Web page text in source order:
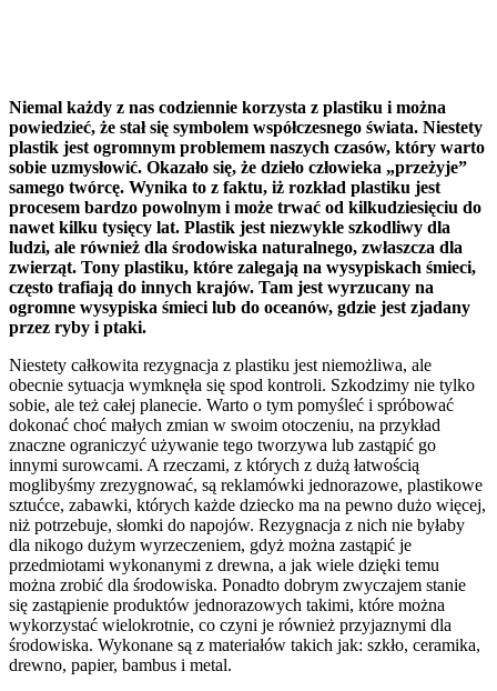
Niemal każdy z nas codziennie korzysta z plastiku i można
powiedzieć, że stał się symbolem współczesnego świata. Niestety
plastik jest ogromnym problemem naszych czasów, który warto
sobie uzmysłowić. Okazało się, że dzieło człowieka „przeżyje”
samego twórcę. Wynika to z faktu, iż rozkład plastiku jest
procesem bardzo powolnym i może trwać od kilkudziesięciu do
nawet kilku tysięcy lat. Plastik jest niezwykle szkodliwy dla
ludzi, ale również dla środowiska naturalnego, zwłaszcza dla
zwierząt. Tony plastiku, które zalegają na wysypiskach śmieci,
często trafiają do innych krajów. Tam jest wyrzucany na
ogromne wysypiska śmieci lub do oceanów, gdzie jest zjadany
przez ryby i ptaki.
Niestety całkowita rezygnacja z plastiku jest niemożliwa, ale
obecnie sytuacja wymknęła się spod kontroli. Szkodzimy nie tylko
sobie, ale też całej planecie. Warto o tym pomyśleć i spróbować
dokonać choć małych zmian w swoim otoczeniu, na przykład
znaczne ograniczyć używanie tego tworzywa lub zastąpić go
innymi surowcami. A rzeczami, z których z dużą łatwością
moglibyśmy zrezygnować, są reklamówki jednorazowe, plastikowe
sztućce, zabawki, których każde dziecko ma na pewno dużo więcej,
niż potrzebuje, słomki do napojów. Rezygnacja z nich nie byłaby
dla nikogo dużym wyrzeczeniem, gdyż można zastąpić je
przedmiotami wykonanymi z drewna, a jak wiele dzięki temu
można zrobić dla środowiska. Ponadto dobrym zwyczajem stanie
się zastąpienie produktów jednorazowych takimi, które można
wykorzystać wielokrotnie, co czyni je również przyjaznymi dla
środowiska. Wykonane są z materiałów takich jak: szkło, ceramika,
drewno, papier, bambus i metal.